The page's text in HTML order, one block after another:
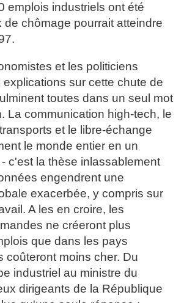
emplois industriels ont été
de chômage pourrait atteindre
et les politiciens
sur cette chute de
toutes dans un seul mot
La communication high-tech, le
et le libre-échange
le monde entier en un
c'est la thèse inlassablement
engendrent une
exacerbée, y compris sur
A les en croire, les
ne créeront plus
que dans les pays
coûteront moins cher. Du
industriel au ministre du
dirigeants de la République